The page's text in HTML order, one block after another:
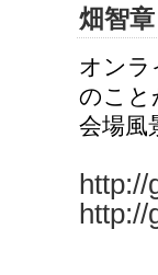
畑智
オンラ
のこと
会場風